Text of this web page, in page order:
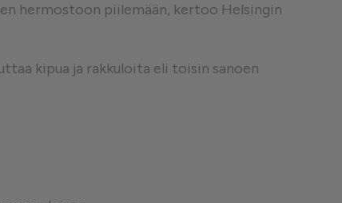
hermostoon piilemään, kertoo Helsingin
kipua ja rakkuloita eli toisin sanoen